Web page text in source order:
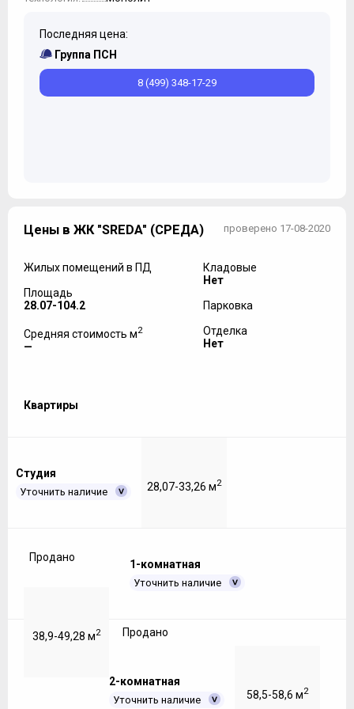
Последняя цена:
Группа ПСН
8 (499) 348-17-29
проверено 17-08-2020
Цены в ЖК "SREDA" (СРЕДА)
Жилых помещений в ПД
Площадь
28.07-104.2
Средняя стоимость м2
—
Кладовые
Нет
Парковка
Отделка
Нет
Квартиры
Студия
Уточнить наличие 28,07-33,26 м2
Продано
1-комнатная
Уточнить наличие
38,9-49,28 м2 Продано
2-комнатная
Уточнить наличие 58,5-58,6 м2